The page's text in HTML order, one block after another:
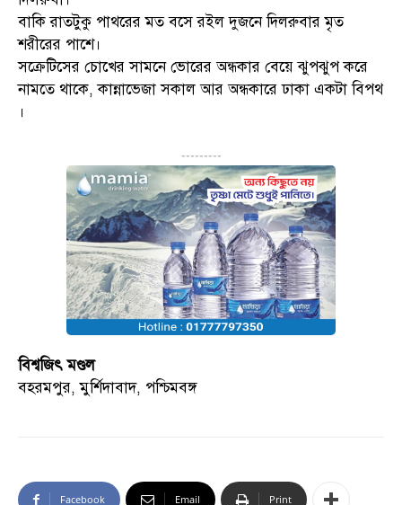
বাকি রাতটুকু পাথরের মত বসে রইল দুজনে দিলরুবার মৃত
শরীরের পাশে।
সক্রেটিসের চোখের সামনে ভোরের অন্ধকার বেয়ে ঝুপঝুপ করে
নামতে থাকে, কান্নাভেজা সকাল আর অন্ধকারে ঢাকা একটা বিপথ
।
---------
বিশ্বজিৎ মণ্ডল
বহরমপুর, মুর্শিদাবাদ, পশ্চিমবঙ্গ
Facebook Email Print